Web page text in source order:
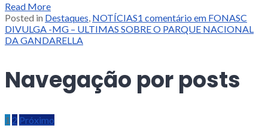
Read More
Posted in Destaques, NOTÍCIAS1 comentário em FONASC
DIVULGA -MG – ULTIMAS SOBRE O PARQUE NACIONAL
DA GANDARELLA
Navegação por posts
1 2 Próximo